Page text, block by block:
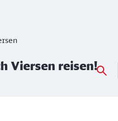
Viersen reisen!